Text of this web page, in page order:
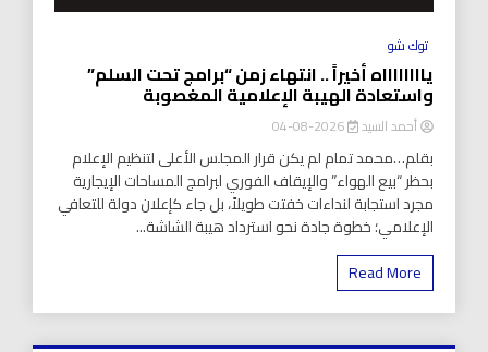
توك شو
يااااااااه أخيراً .. انتهاء زمن “برامج تحت السلم”
واستعادة الهيبة الإعلامية المغصوبة
أحمد السيد 2026-08-04
بقلم…محمد تمام لم يكن قرار المجلس الأعلى لتنظيم الإعلام
بحظر “بيع الهواء” والإيقاف الفوري لبرامج المساحات الإيجارية
مجرد استجابة لنداءات خفتت طويلاً، بل جاء كإعلان دولة للتعافي
الإعلامي؛ خطوة جادة نحو استرداد هيبة الشاشة...
Read More